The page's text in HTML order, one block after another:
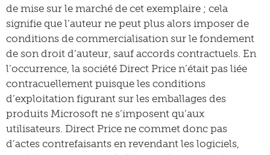
de mise sur le marché de cet exemplaire ; cela
signifie que l’auteur ne peut plus alors imposer de
conditions de commercialisation sur le fondement
de son droit d’auteur, sauf accords contractuels. En
l’occurrence, la société Direct Price n’était pas liée
contracuellement puisque les conditions
d’exploitation figurant sur les emballages des
produits Microsoft ne s’imposent qu’aux
utilisateurs. Direct Price ne commet donc pas
d’actes contrefaisants en revendant les logiciels,